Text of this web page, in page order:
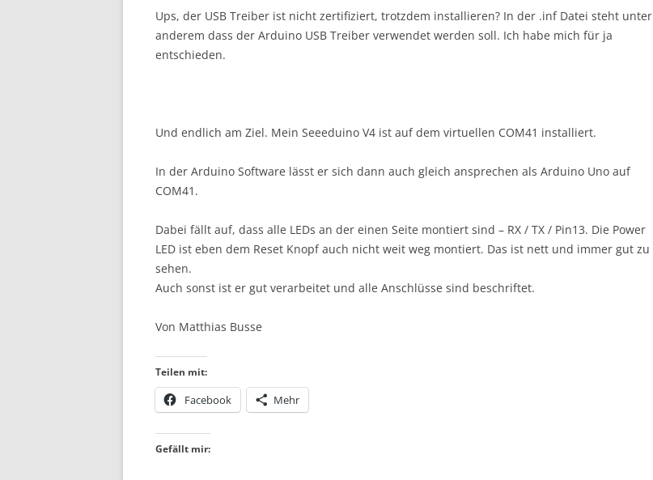
Ups, der USB Treiber ist nicht zertifiziert, trotzdem installieren? In der .inf Datei steht unter
anderem dass der Arduino USB Treiber verwendet werden soll. Ich habe mich für ja
entschieden.
Und endlich am Ziel. Mein Seeeduino V4 ist auf dem virtuellen COM41 installiert.
In der Arduino Software lässt er sich dann auch gleich ansprechen als Arduino Uno auf
COM41.
Dabei fällt auf, dass alle LEDs an der einen Seite montiert sind – RX / TX / Pin13. Die Power
LED ist eben dem Reset Knopf auch nicht weit weg montiert. Das ist nett und immer gut zu
sehen.
Auch sonst ist er gut verarbeitet und alle Anschlüsse sind beschriftet.
Von Matthias Busse
Teilen mit:
Facebook Mehr
Gefällt mir: